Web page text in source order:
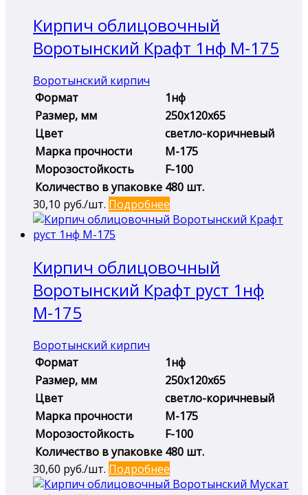
Кирпич облицовочный
Воротынский Крафт 1нф М-175
Воротынский кирпич
Формат
1нф
Размер, мм
250х120х65
Цвет
светло-коричневый
Марка прочности
М-175
Морозостойкость
F-100
Количество в упаковке 480 шт.
30,10 руб./шт. Подробнее
Кирпич облицовочный
Воротынский Крафт руст 1нф
М-175
Воротынский кирпич
Формат
1нф
Размер, мм
250х120х65
Цвет
светло-коричневый
Марка прочности
М-175
Морозостойкость
F-100
Количество в упаковке 480 шт.
30,60 руб./шт. Подробнее